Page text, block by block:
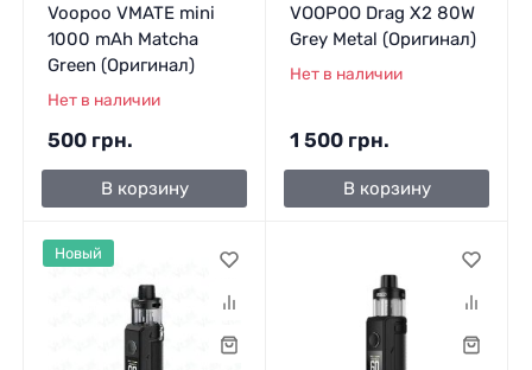
Voopoo VMATE mini
1000 mAh Matcha
Green (Оригинал)
Нет в наличии
500 грн.
В корзину
VOOPOO Drag X2 80W
Grey Metal (Оригинал)
Нет в наличии
1 500 грн.
В корзину
Новый